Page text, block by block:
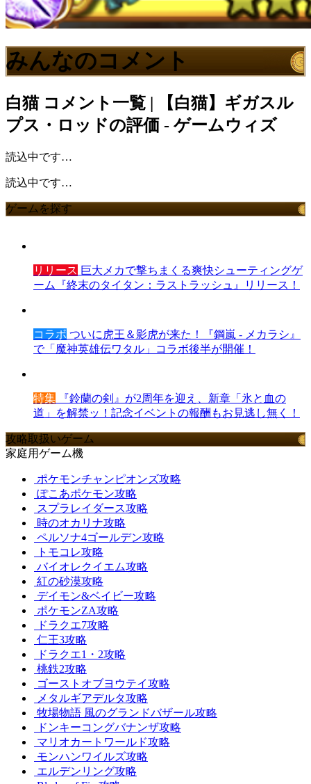
みんなのコメント
白猫 コメント一覧 | 【白猫】ギガスル
プス・ロッドの評価 - ゲームウィズ
読込中です…
読込中です…
ゲームを探す
リリース 巨大メカで撃ちまくる爽快シューティングゲ
ーム『終末のタイタン：ラストラッシュ』リリース！
コラボ ついに虎王＆影虎が来た！『鋼嵐 - メカラシ』
で「魔神英雄伝ワタル」コラボ後半が開催！
特集 『鈴蘭の剣』が2周年を迎え、新章「氷と血の
道」を解禁ッ！記念イベントの報酬もお見逃し無く！
攻略取扱いゲーム
家庭用ゲーム機
ポケモンチャンピオンズ攻略
ぽこあポケモン攻略
スプラレイダース攻略
時のオカリナ攻略
ペルソナ4ゴールデン攻略
トモコレ攻略
バイオレクイエム攻略
紅の砂漠攻略
デイモン&ベイビー攻略
ポケモンZA攻略
ドラクエ7攻略
仁王3攻略
ドラクエ1・2攻略
桃鉄2攻略
ゴーストオブヨウテイ攻略
メタルギアデルタ攻略
牧場物語 風のグランドバザール攻略
ドンキーコングバナンザ攻略
マリオカートワールド攻略
モンハンワイルズ攻略
エルデンリング攻略